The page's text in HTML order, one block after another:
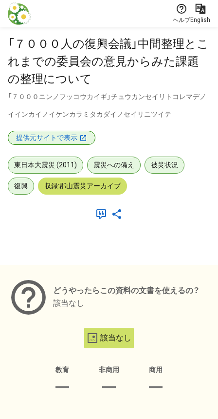
本文に飛ぶ
ヘルプEnglish
「７０００人の復興会議」中間整理とこ
れまでの委員会の意見からみた課題
の整理について
「７０００ニンノフッコウカイギ」チュウカンセイリトコレマデノ
イインカイノイケンカラミタカダイノセイリニツイテ
提供元サイトで表示
東日本大震災 (2011) 震災への備え 被災状況
復興 収録:郡山震災アーカイブ
どうやったらこの資料の文書を使えるの？
該当なし
該当なし
教育 非商用 商用